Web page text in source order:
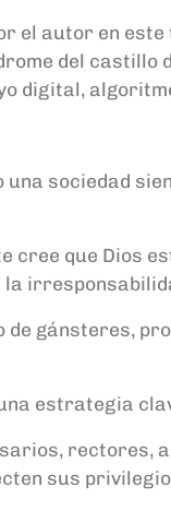
el autor en
del
digital,
una sociedad
que Dios
gánsteres,
estrategia
sus